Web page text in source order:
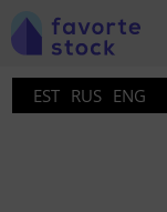
EST RUS ENG